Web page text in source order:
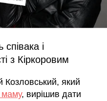
співака і
з Кіркоровим
Козловський, який
, вирішив дати